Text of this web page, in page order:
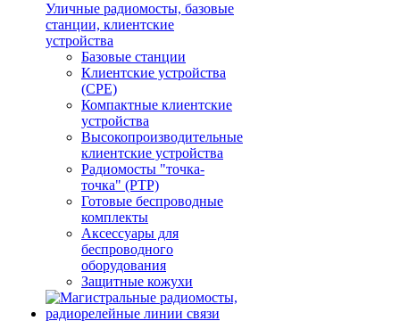
Уличные радиомосты, базовые
станции, клиентские
устройства
Базовые станции
Клиентские устройства
(CPE)
Компактные клиентские
устройства
Высокопроизводительные
клиентские устройства
Радиомосты "точка-
точка" (PTP)
Готовые беспроводные
комплекты
Аксессуары для
беспроводного
оборудования
Защитные кожухи